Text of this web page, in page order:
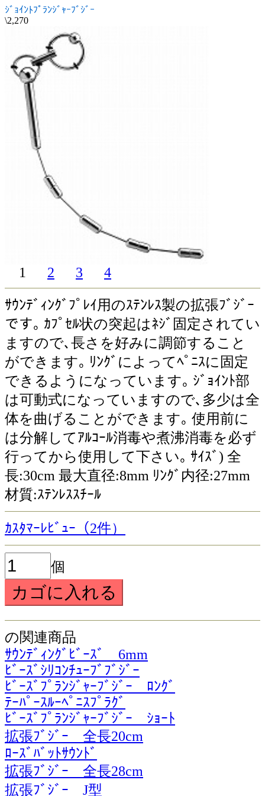
ｼﾞｮｲﾝﾄﾌﾟﾗﾝｼﾞｬｰﾌﾞｼﾞｰ
\2,270
1 2 3 4
ｻｳﾝﾃﾞｨﾝｸﾞﾌﾟﾚｲ用のｽﾃﾝﾚｽ製の拡張ﾌﾞｼﾞｰ
です｡ ｶﾌﾟｾﾙ状の突起はﾈｼﾞ固定されてい
ますので､長さを好みに調節すること
ができます｡ ﾘﾝｸﾞによってﾍﾟﾆｽに固定
できるようになっています｡ ｼﾞｮｲﾝﾄ部
は可動式になっていますので､多少は全
体を曲げることができます｡ 使用前に
は分解してｱﾙｺｰﾙ消毒や煮沸消毒を必ず
行ってから使用して下さい｡ ｻｲｽﾞ) 全
長:30cm 最大直径:8mm ﾘﾝｸﾞ内径:27mm
材質:ｽﾃﾝﾚｽｽﾁｰﾙ
ｶｽﾀﾏｰﾚﾋﾞｭｰ（2件）
個
の関連商品
ｻｳﾝﾃﾞｨﾝｸﾞﾋﾞｰｽﾞ 6mm
ﾋﾞｰｽﾞｼﾘｺﾝﾁｭｰﾌﾞﾌﾞｼﾞｰ
ﾋﾞｰｽﾞﾌﾟﾗﾝｼﾞｬｰﾌﾞｼﾞｰ ﾛﾝｸﾞ
ﾃｰﾊﾟｰｽﾙｰﾍﾟﾆｽﾌﾟﾗｸﾞ
ﾋﾞｰｽﾞﾌﾟﾗﾝｼﾞｬｰﾌﾞｼﾞｰ ｼｮｰﾄ
拡張ﾌﾞｼﾞｰ 全長20cm
ﾛｰｽﾞﾊﾞｯﾄｻｳﾝﾄﾞ
拡張ﾌﾞｼﾞｰ 全長28cm
拡張ﾌﾞｼﾞｰ J型